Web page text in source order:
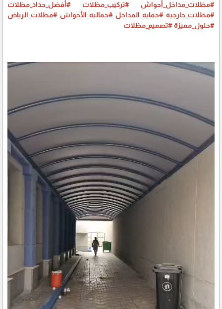
#مظلات_مداخل_أحواش #تركيب_مظلات
#أفضل_حداد_مظلات
#مظلات_خارجية #حماية_المداخل #جمالية_الأحواش #مظلات_الرياض
#حلول_مميزة#تصميم_مظلات